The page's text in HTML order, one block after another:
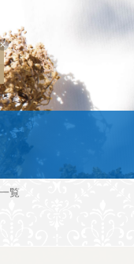
覧